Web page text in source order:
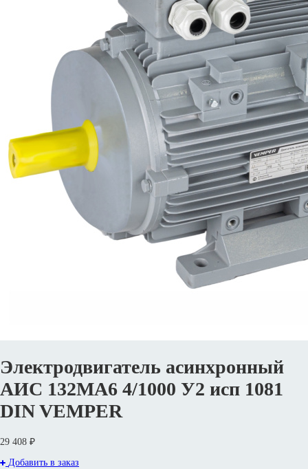
Электродвигатель асинхронный
АИС 132MА6 4/1000 У2 исп 1081
DIN VEMPER
29 408 ₽
Добавить в заказ